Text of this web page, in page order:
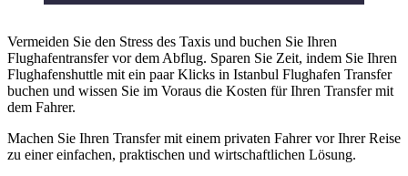
Vermeiden Sie den Stress des Taxis und buchen Sie Ihren
Flughafentransfer vor dem Abflug. Sparen Sie Zeit, indem Sie Ihren
Flughafenshuttle mit ein paar Klicks in Istanbul Flughafen Transfer
buchen und wissen Sie im Voraus die Kosten für Ihren Transfer mit
dem Fahrer.
Machen Sie Ihren Transfer mit einem privaten Fahrer vor Ihrer Reise
zu einer einfachen, praktischen und wirtschaftlichen Lösung.